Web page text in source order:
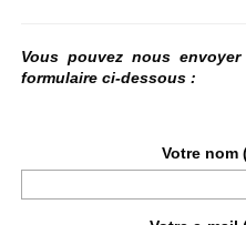
Vous pouvez nous
formulaire ci-dessous :
Votre nom